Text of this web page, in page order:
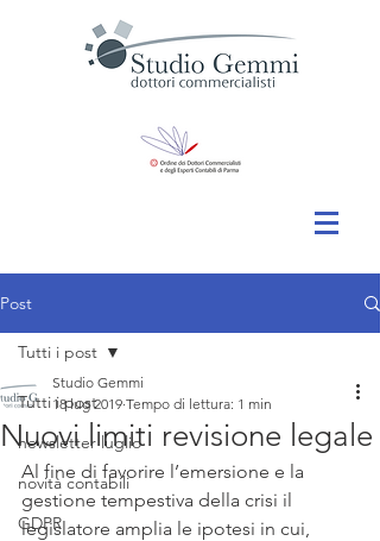
Post
Tutti i post
newsletter luglio
novità contabili
GDPR
Tutti i post
Nuovi limiti revisione legale
Studio Gemmi
18 lug 2019 Tempo di lettura: 1 min
Al fine di favorire l’emersione e la
gestione tempestiva della crisi il
legislatore amplia le ipotesi in cui,